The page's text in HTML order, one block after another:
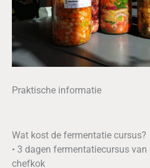
Praktische informatie
Wat kost de fermentatie cursus?
• 3 dagen fermentatiecursus
chefkok